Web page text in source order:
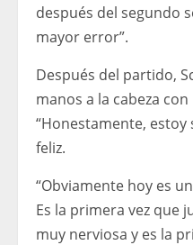
después del segundo
mayor error”.
Después del partido,
manos a la cabeza
“Honestamente,
feliz.
“Obviamente hoy es
Es la primera vez que
muy nerviosa y es la